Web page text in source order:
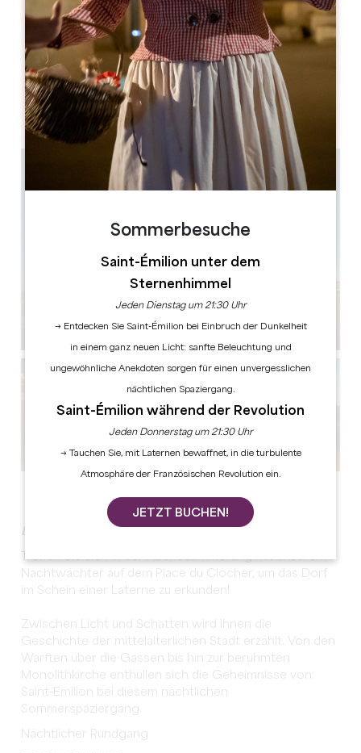
Die Stadt im Licht der Laternen des Nachtwächters
Treffen Sie sich in der Abenddämmerung mit unserem
Nachtwächter auf dem Place du Clocher, um das Dorf
im Schein einer Laterne zu erkunden!
Zwischen Licht und Schatten wird Ihnen die
Geschichte der mittelalterlichen Stadt erzählt. Von den
Warften über die Gassen bis hin zur berühmten
Monolithkirche enthüllen sich die Geheimnisse von
Saint-Emilion bei diesem nächtlichen
Sommerspaziergang.
Nächtlicher Rundgang
MONAT DER ERÖFFNUNG
J M A M J J A S O N D
TAGE DER ÖFFNUNG
M D M
AM AM
F
AM
PM
S
Sommerbesuche
Saint-Émilion unter dem
Sternenhimmel
Jeden Dienstag um 21:30 Uhr
→ Entdecken Sie Saint-Émilion bei Einbruch der Dunkelheit
in einem ganz neuen Licht: sanfte Beleuchtung und
ungewöhnliche Anekdoten sorgen für einen unvergesslichen
nächtlichen Spaziergang.
Saint-Émilion während der Revolution
Jeden Donnerstag um 21:30 Uhr
→ Tauchen Sie, mit Laternen bewaffnet, in die turbulente
Atmosphäre der Französischen Revolution ein.
JETZT BUCHEN!